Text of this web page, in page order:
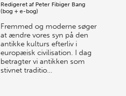
Redigeret af Peter Fibiger Bang
(bog + e-bog)
Fremmed og moderne søger
at ændre vores syn på den
antikke kulturs efterliv i
europæisk civilisation. I dag
betragter vi antikken som
stivnet traditio…